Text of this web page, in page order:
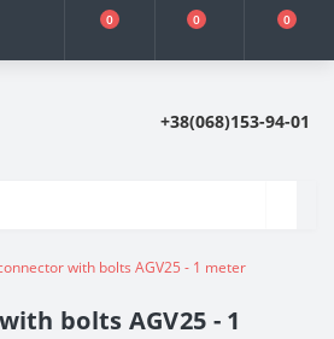
0 0 0
+38(068)153-94-01
with bolts AGV25 - 1 meter
bolts AGV25 - 1